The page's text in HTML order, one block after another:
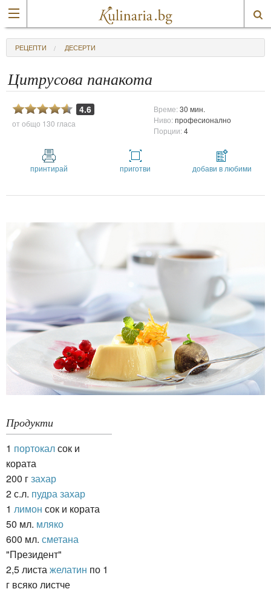
РЕЦЕПТИ ДЕСЕРТИ
Цитрусова панакота
4.6
от общо 130 гласа
Време:30 мин.
Ниво:професионално
Порции:4
принтирай приготви добави в любими
Продукти
1 портокалсок и
кората
200 гзахар
2 с.л. пудра захар
1 лимон сок и кората
50 мл. мляко
600 мл. сметана
"Президент"
2,5 листа желатин по 1
г всяко листче